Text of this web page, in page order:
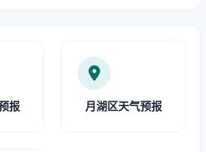
报 月湖区天气预报